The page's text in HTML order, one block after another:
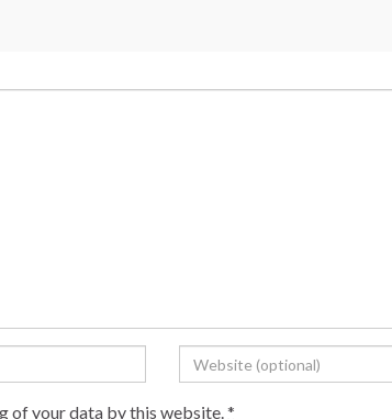
of your data by this website.*